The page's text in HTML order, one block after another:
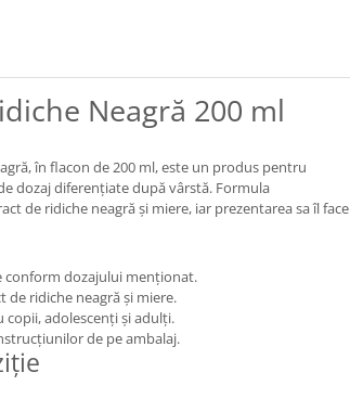
Neagră 200 ml
în flacon de 200 ml, este un produs pentru
dozaj diferențiate după vârstă. Formula
de ridiche neagră și miere, iar prezentarea sa îl face
conform dozajului menționat.
ridiche neagră și miere.
adolescenți și adulți.
de pe ambalaj.